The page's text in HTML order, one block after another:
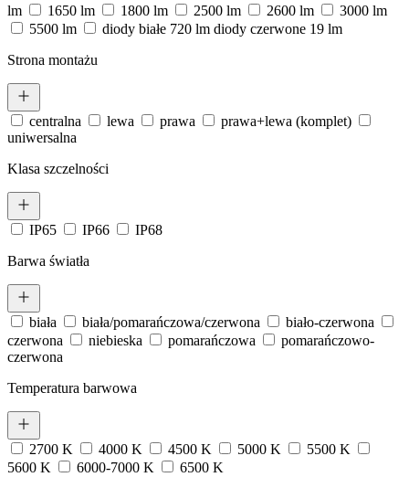
lm
1650 lm 1800 lm 2500 lm 2600 lm
3000 lm
5500 lm
diody białe 720 lm diody czerwone 19 lm
Strona montażu
centralna lewa prawa
prawa+lewa (komplet)
uniwersalna
Klasa szczelności
IP65 IP66
IP68
Barwa światła
biała biała/pomarańczowa/czerwona
biało-czerwona
czerwona
niebieska pomarańczowa
pomarańczowo-
czerwona
Temperatura barwowa
2700 K 4000 K 4500 K 5000 K
5500 K
5600 K
6000-7000 K
6500 K